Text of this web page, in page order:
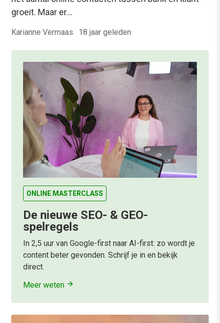
groeit. Maar er…
Karianne Vermaas · 18 jaar geleden
ONLINE MASTERCLASS
De nieuwe SEO- & GEO-
spelregels
In 2,5 uur van Google-first naar AI-first: zo wordt je
content beter gevonden. Schrijf je in en bekijk
direct.
Meer weten